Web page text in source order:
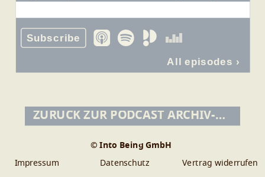
ZURÜCK ZUR PODCAST ARCHIV-ÜBERSICHT
© Into Being GmbH
Datenschutz
Impressum Vertrag widerrufen